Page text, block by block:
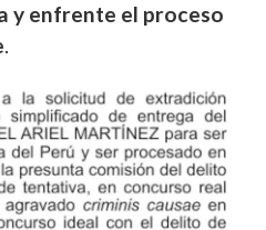
y enfrente el proceso
.